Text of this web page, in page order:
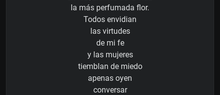
la más perfumada flor.
Todos envidian
las virtudes
de mi fe
y las mujeres
tiemblan de miedo
apenas oyen
conversar